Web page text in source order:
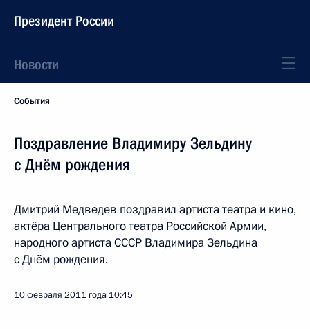
Президент России
Новости
События
Поздравление Владимиру Зельдину
с Днём рождения
Дмитрий Медведев поздравил артиста театра и кино,
актёра Центрального театра Российской Армии,
народного артиста СССР Владимира Зельдина
с Днём рождения.
10 февраля 2011 года 10:45